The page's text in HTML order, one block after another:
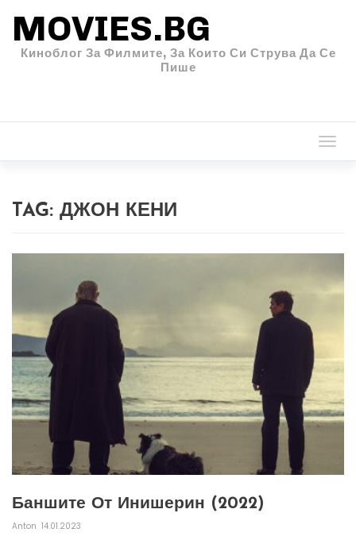
MOVIES.BG
Киноблог За Филмите, За Които Си Струва Да Се
Пише
TAG: ДЖОН КЕНИ
Баншите От Инишерин (2022)
Anton 14.01.2023